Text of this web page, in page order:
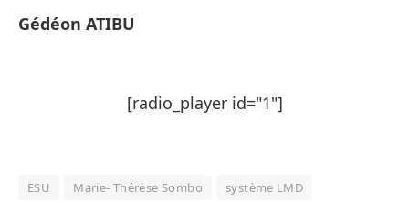
Gédéon ATIBU
[radio_player id="1"]
ESU Marie- Thérèse Sombo système LMD